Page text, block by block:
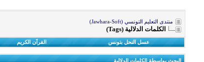
منتدى التعليم التونسي (Jawhara-Soft)
الكلمات الدلالية (Tags)
عسل النحل بتونس القرآن الكريم
البحث بواسطة الكلمات الدلالية